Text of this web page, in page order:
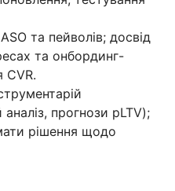
та пейволів; досвід
та онбординг-
CVR.
прогнози pLTV);
рішення щодо